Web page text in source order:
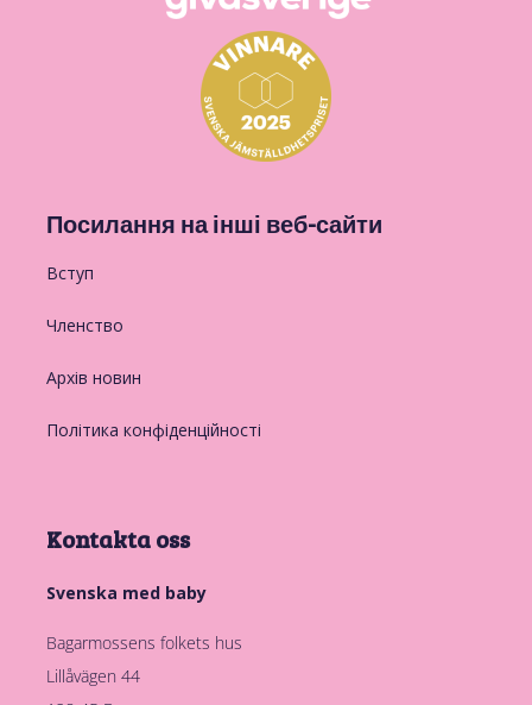
Посилання на інші веб-сайти
Вступ
Членство
Архів новин
Політика конфіденційності
Kontakta oss
Svenska med baby
Bagarmossens folkets hus
Lillåvägen 44